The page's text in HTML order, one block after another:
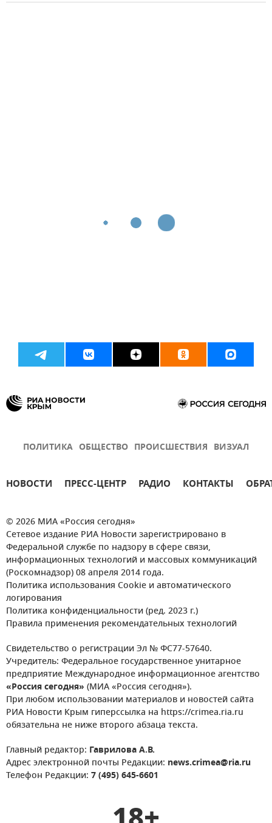
ПОЛИТИКА ОБЩЕСТВО ПРОИСШЕСТВИЯ ВИЗУАЛ
НОВОСТИ ПРЕСС-ЦЕНТР РАДИО КОНТАКТЫ
© 2026 МИА «Россия сегодня»
Сетевое издание РИА Новости зарегистрировано в
Федеральной службе по надзору в сфере связи,
информационных технологий и массовых коммуникаций
(Роскомнадзор) 08 апреля 2014 года.
Политика использования Cookie и автоматического
логирования
Политика конфиденциальности (ред. 2023 г.)
Правила применения рекомендательных технологий
Свидетельство о регистрации Эл № ФС77-57640.
Учредитель: Федеральное государственное унитарное
предприятие Международное информационное агентство
«Россия сегодня» (МИА «Россия сегодня»).
При любом использовании материалов и новостей сайта
РИА Новости Крым гиперссылка на https://crimea.ria.ru
обязательна не ниже второго абзаца текста.
Главный редактор: Гаврилова А.В.
Адрес электронной почты Редакции: news.crimea@ria.ru
Телефон Редакции: 7 (495) 645-6601